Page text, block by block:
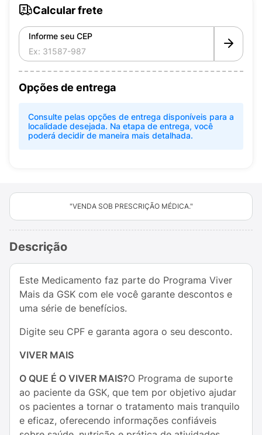
Calcular frete
Informe seu CEP
Opções de entrega
Consulte pelas opções de entrega disponíveis para a
localidade desejada. Na etapa de entrega, você
poderá decidir de maneira mais detalhada.
"VENDA SOB PRESCRIÇÃO MÉDICA."
Descrição
Este Medicamento faz parte do Programa Viver
Mais da GSK com ele você garante descontos e
uma série de benefícios.
Digite seu CPF e garanta agora o seu desconto.
VIVER MAIS
O QUE É O VIVER MAIS?O Programa de suporte
ao paciente da GSK, que tem por objetivo ajudar
os pacientes a tornar o tratamento mais tranquilo
e eficaz, oferecendo informações confiáveis